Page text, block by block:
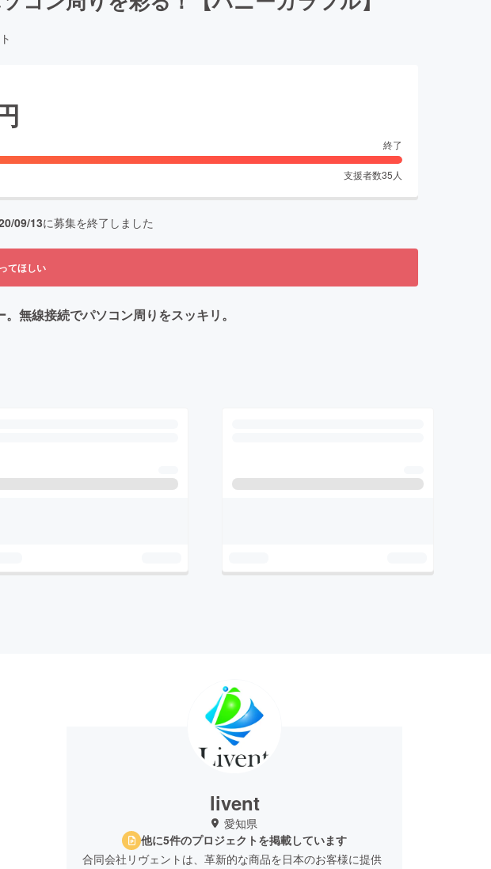
終了
支援者数35 人
09/13に募集を終了しました
てほしい
無線接続でパソコン周りをスッキリ。
livent
愛知県
他に5件のプロジェクトを掲載しています
合同会社リヴェントは、革新的な商品を日本のお客様に提供